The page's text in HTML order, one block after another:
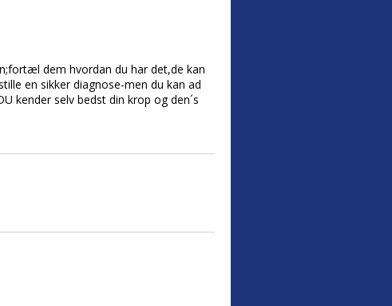
dem hvordan du har det,de kan
en sikker diagnose-men du kan ad
kender selv bedst din krop og den´s